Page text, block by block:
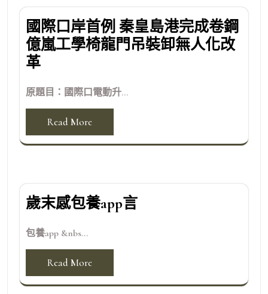
國際口岸首例 秦皇島港完成卷鋼
億嵐工學椅龍門吊裝卸無人化改
革
原題目：國際口電動升...
Read More
歲末感包養app言
包養app &nbs...
Read More